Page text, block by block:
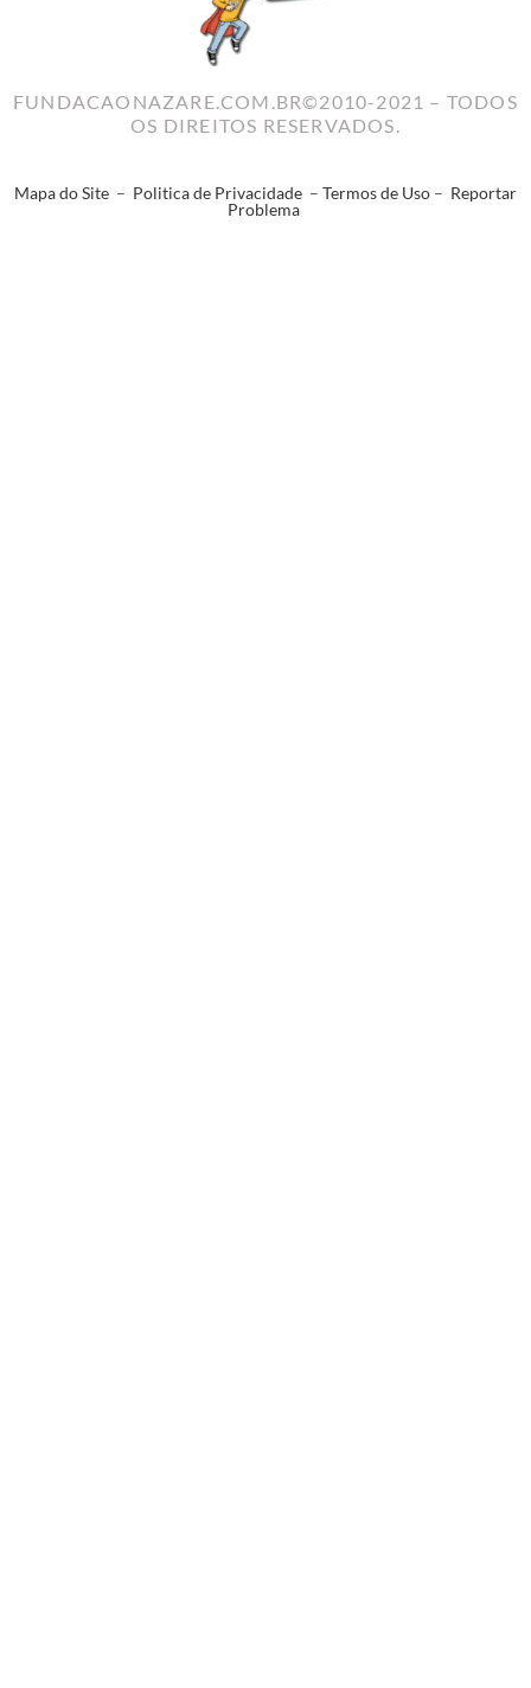
FUNDACAONAZARE.COM.BR©2010-2021 – TODOS
OS DIREITOS RESERVADOS.
Mapa do Site – Politica de Privacidade – Termos de Uso – Reportar
Problema